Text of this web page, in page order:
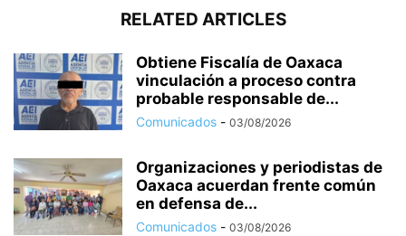
RELATED ARTICLES
Obtiene Fiscalía de Oaxaca
vinculación a proceso contra
probable responsable de...
Comunicados - 03/08/2026
Organizaciones y periodistas de
Oaxaca acuerdan frente común
en defensa de...
Comunicados - 03/08/2026